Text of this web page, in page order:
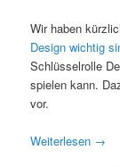
Wir haben
Design wichtig
Schlüsselrolle
spielen kann.
vor.
Weiterlesen →